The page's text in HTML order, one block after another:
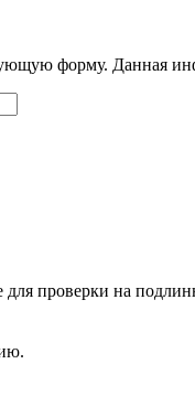
форму. Данная
для проверки на